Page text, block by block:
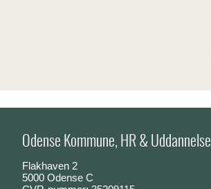
Odense Kommune, HR & Uddannelse
Flakhaven 2
5000 Odense C